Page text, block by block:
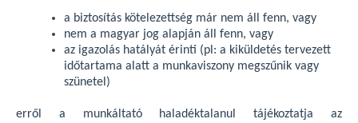
a biztosítás kötelezettség már nem áll fenn, vagy
nem a magyar jog alapján áll fenn, vagy
az igazolás hatályát érinti (pl: a kiküldetés tervezett
időtartama alatt a munkaviszony megszűnik vagy
szünetel)
erről a munkáltató haladéktalanul tájékoztatja az